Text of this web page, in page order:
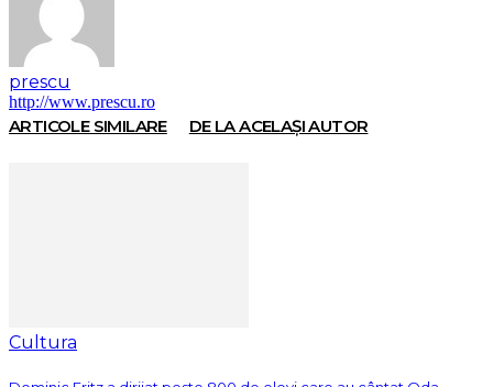
prescu
http://www.prescu.ro
ARTICOLE SIMILARE DE LA ACELAȘI AUTOR
Cultura